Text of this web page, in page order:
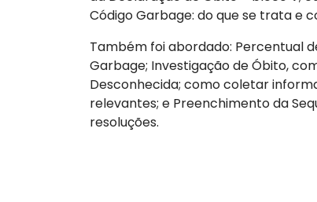
Código Garbage: do que se trata e
Também foi abordado: Percentual
Garbage; Investigação de Óbito,
Desconhecida; como coletar
relevantes; e Preenchimento da
resoluções.